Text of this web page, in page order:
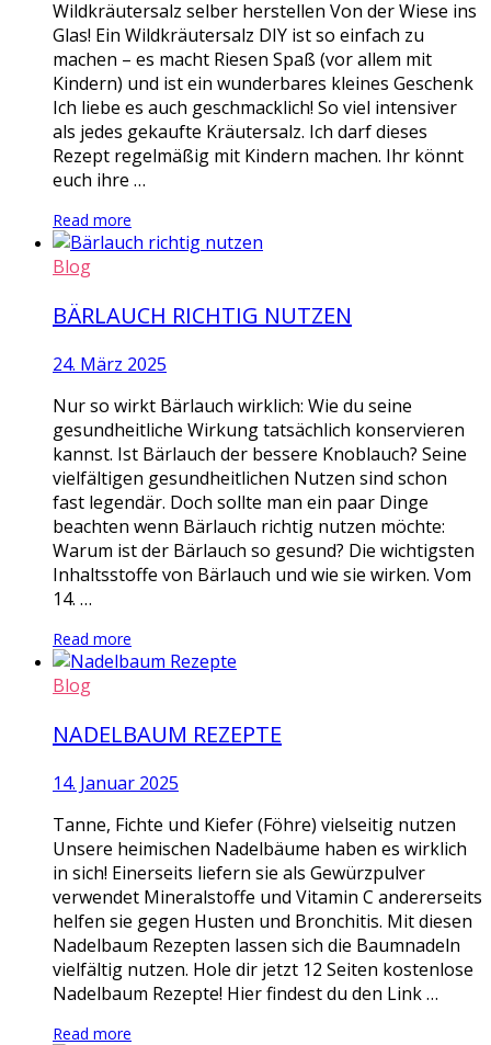
Wildkräutersalz selber herstellen Von der Wiese ins
Glas! Ein Wildkräutersalz DIY ist so einfach zu
machen – es macht Riesen Spaß (vor allem mit
Kindern) und ist ein wunderbares kleines Geschenk
Ich liebe es auch geschmacklich! So viel intensiver
als jedes gekaufte Kräutersalz. Ich darf dieses
Rezept regelmäßig mit Kindern machen. Ihr könnt
euch ihre …
Read more
Blog
BÄRLAUCH RICHTIG NUTZEN
24. März 2025
Nur so wirkt Bärlauch wirklich: Wie du seine
gesundheitliche Wirkung tatsächlich konservieren
kannst. Ist Bärlauch der bessere Knoblauch? Seine
vielfältigen gesundheitlichen Nutzen sind schon
fast legendär. Doch sollte man ein paar Dinge
beachten wenn Bärlauch richtig nutzen möchte:
Warum ist der Bärlauch so gesund? Die wichtigsten
Inhaltsstoffe von Bärlauch und wie sie wirken. Vom
14. …
Read more
Blog
NADELBAUM REZEPTE
14. Januar 2025
Tanne, Fichte und Kiefer (Föhre) vielseitig nutzen
Unsere heimischen Nadelbäume haben es wirklich
in sich! Einerseits liefern sie als Gewürzpulver
verwendet Mineralstoffe und Vitamin C andererseits
helfen sie gegen Husten und Bronchitis. Mit diesen
Nadelbaum Rezepten lassen sich die Baumnadeln
vielfältig nutzen. Hole dir jetzt 12 Seiten kostenlose
Nadelbaum Rezepte! Hier findest du den Link …
Read more